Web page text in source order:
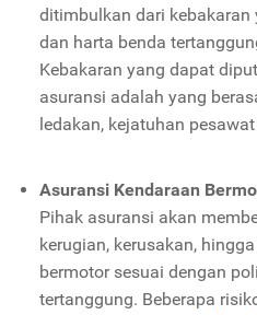
ditimbulkan dari
dan harta benda
Kebakaran yang dapat
asuransi adalah yang
ledakan, kejatuhan
Asuransi Kendaraan
Pihak asuransi akan
kerugian, kerusakan,
bermotor sesuai dengan
tertanggung. Beberapa